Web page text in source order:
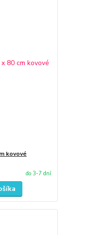
kovové
do 3-7 dní